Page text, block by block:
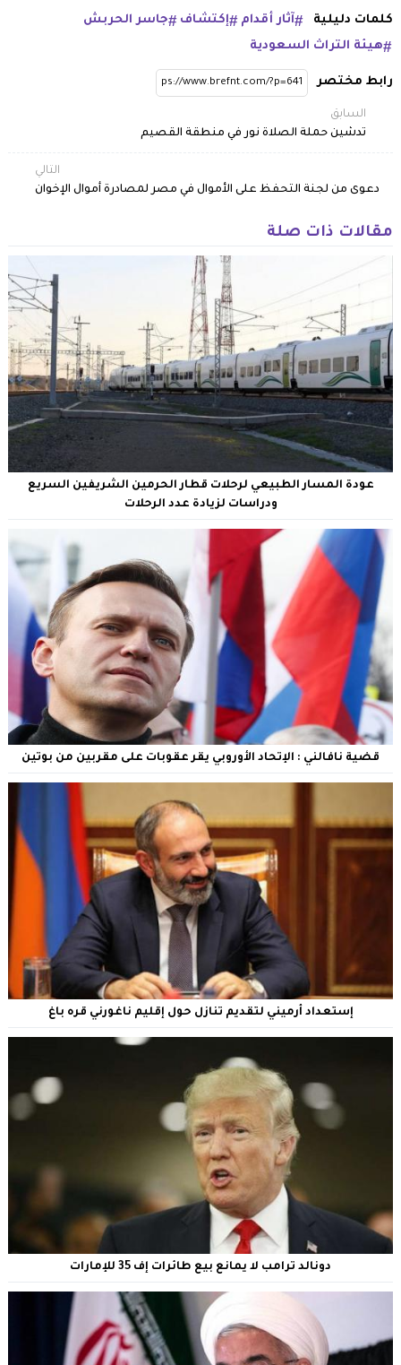
كلمات دليلية آثار أقدام إكتشاف
جاسر الحربش
هيئة التراث السعودية
رابط مختصر
السابق
تدشين حملة الصلاة نور في منطقة القصيم
التالي
دعوى من لجنة التحفظ على الأموال في مصر لمصادرة أموال الإخوان
مقالات ذات صلة
عودة المسار الطبيعي لرحلات قطار الحرمين الشريفين السريع
ودراسات لزيادة عدد الرحلات
قضية نافالني : الإتحاد الأوروبي يقر عقوبات على مقربين من بوتين
إستعداد أرميني لتقديم تنازل حول إقليم ناغورني قره باغ
دونالد ترامب لا يمانع بيع طائرات إف 35 للإمارات